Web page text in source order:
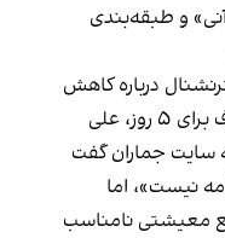
و طبقه‌بندی
درباره کاهش
ذخایر استراتژیک بنزین به میزان مصرف برای ۵ روز، علی
جماران گفت
نیست»، اما
معیشتی نامناسب